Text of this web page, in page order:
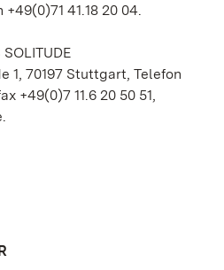
41.18 20 04.
1, 70197 Stuttgart, Telefon
+49(0)7 11.6 20 50 51,